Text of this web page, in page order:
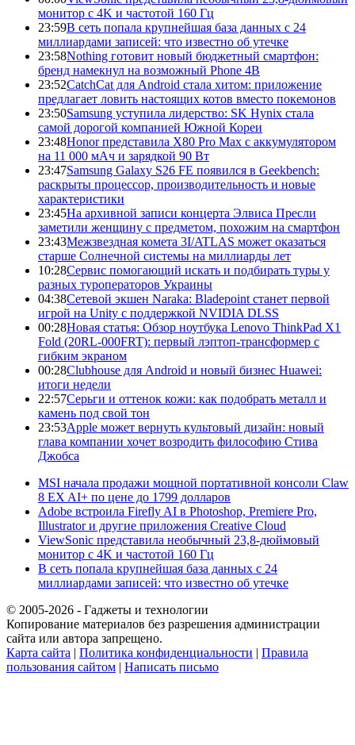
монитор с 4K и частотой 160 Гц
23:59В сеть попала крупнейшая база данных с 24
миллиардами записей: что известно об утечке
23:58Nothing готовит новый бюджетный смартфон:
бренд намекнул на возможный Phone 4B
23:52CatchCat для Android стала хитом: приложение
предлагает ловить настоящих котов вместо покемонов
23:50Samsung уступила лидерство: SK Hynix стала
самой дорогой компанией Южной Кореи
23:48Honor представила X80 Pro Max с аккумулятором
на 11 000 мАч и зарядкой 90 Вт
23:47Samsung Galaxy S26 FE появился в Geekbench:
раскрыты процессор, производительность и новые
характеристики
23:45На архивной записи концерта Элвиса Пресли
заметили женщину с предметом, похожим на смартфон
23:43Межзвездная комета 3I/ATLAS может оказаться
старше Солнечной системы на миллиарды лет
10:28Сервис помогающий искать и подбирать туры у
разных туроператоров Украины
04:38Сетевой экшен Naraka: Bladepoint станет первой
игрой на Unity с поддержкой NVIDIA DLSS
00:28Новая статья: Обзор ноутбука Lenovo ThinkPad X1
Fold (20RL-000FRT): первый лэптоп-трансформер с
гибким экраном
00:28Clubhouse для Android и новый бизнес Huawei:
итоги недели
22:57Серьги и оттенок кожи: как подобрать металл и
камень под свой тон
23:53Apple может вернуть культовый дизайн: новый
глава компании хочет возродить философию Стива
Джобса
MSI начала продажи мощной портативной консоли Claw
8 EX AI+ по цене до 1799 долларов
Adobe встроила Firefly AI в Photoshop, Premiere Pro,
Illustrator и другие приложения Creative Cloud
ViewSonic представила необычный 23,8-дюймовый
монитор с 4K и частотой 160 Гц
В сеть попала крупнейшая база данных с 24
миллиардами записей: что известно об утечке
© 2005-2026 - Гаджеты и технологии
Копирование материалов без разрешения администрации
сайта или автора запрещено.
Карта сайта | Политика конфиденциальности | Правила
пользования сайтом | Написать письмо